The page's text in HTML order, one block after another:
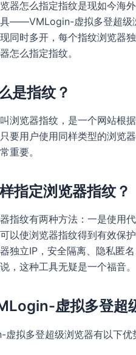
器怎么指定指纹是现如今海
——VMLogin-虚拟多登超级
同时多开，每个指纹浏览器
怎么指定指纹。
是指纹？
浏览器指纹，是一个网站根
要用户使用同样类型的浏览
重要。
指定浏览器指纹？
指纹有两种方法：一是使用
以使浏览器指纹得到有效保
独立IP，安全隔离、隐私匿
，这种工具无疑是一个福音。
虚拟多登超
拟多登超级浏览器有以下优